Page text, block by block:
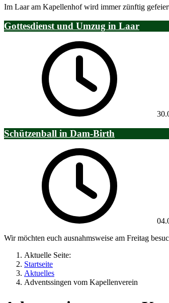
Im Laar am Kapellenhof wird immer zünftig
Gottesdienst und Umzug in Laar
Schützenball in Dam-Birth
Wir möchten euch ausnahmsweise am Freitag
Aktuelle Seite:
Startseite
Aktuelles
Adventssingen vom Kapellenverein